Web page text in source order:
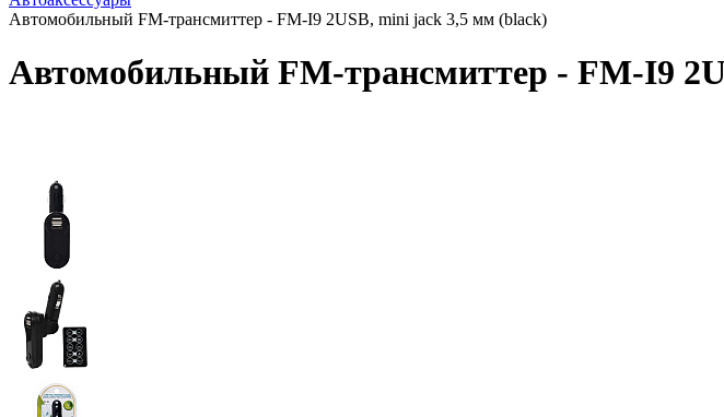
Автомобильный FM-трансмиттер - FM-I9 2USB, mini jack 3,5 мм (black)
Автомобильный FM-трансмиттер - FM-I9